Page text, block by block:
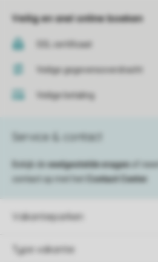
Veilig en snel online boeken
SSL certificaat
Veilige gegevensoverdracht
Veilige betaling
Vakantieparken
Type vakantie
Service & contact
Bekijk de veelgestelde vragen
of
contact op met het
Contact Center